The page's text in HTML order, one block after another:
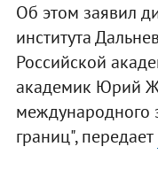
Об этом заявил
института
Российской
академик Юрий
международного
границ", передает